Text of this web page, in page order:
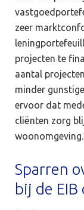
zeer
projecten te
aantal
minder
ervoor dat
cliënten zorg
Sparren
bij de